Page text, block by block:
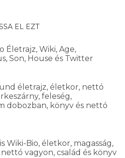
EL EZT
Életrajz, Wiki, Age,
Son, House és Twitter
életrajz, életkor, nettó
feleség,
dobozban, könyv és nettó
Wiki-Bio, életkor, magasság,
nettó vagyon, család és könyv